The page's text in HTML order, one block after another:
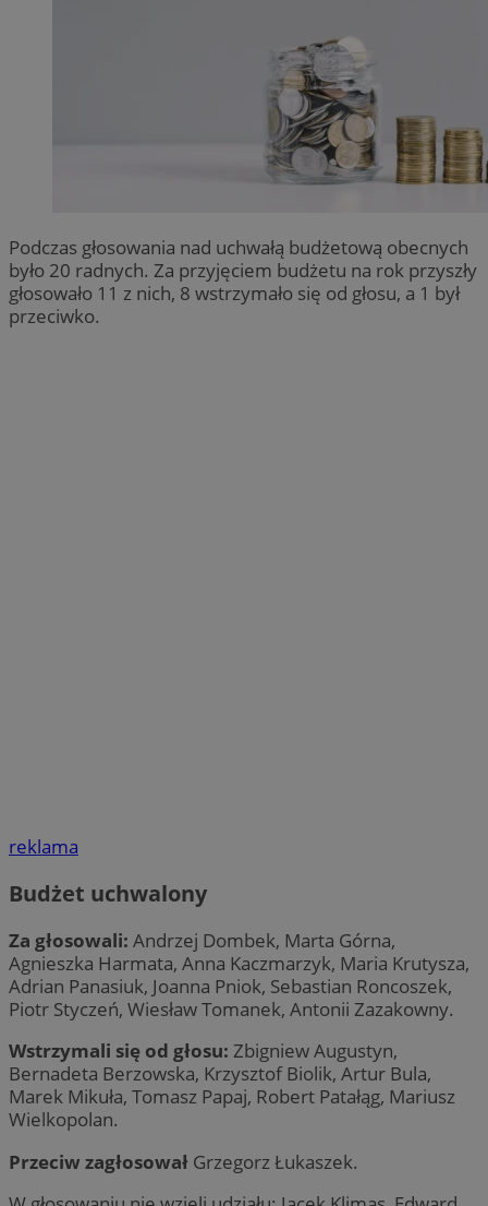
Podczas głosowania nad uchwałą budżetową obecnych
było 20 radnych. Za przyjęciem budżetu na rok przyszły
głosowało 11 z nich, 8 wstrzymało się od głosu, a 1 był
przeciwko.
reklama
Budżet uchwalony
Za głosowali: Andrzej Dombek, Marta Górna,
Agnieszka Harmata, Anna Kaczmarzyk, Maria Krutysza,
Adrian Panasiuk, Joanna Pniok, Sebastian Roncoszek,
Piotr Styczeń, Wiesław Tomanek, Antonii Zazakowny.
Wstrzymali się od głosu: Zbigniew Augustyn,
Bernadeta Berzowska, Krzysztof Biolik, Artur Bula,
Marek Mikuła, Tomasz Papaj, Robert Patałąg, Mariusz
Wielkopolan.
Przeciw zagłosował Grzegorz Łukaszek.